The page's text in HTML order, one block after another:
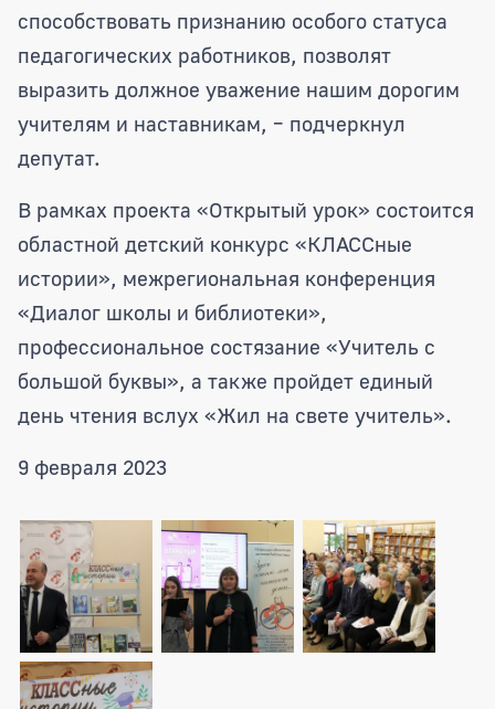
способствовать признанию особого статуса
педагогических работников, позволят
выразить должное уважение нашим дорогим
учителям и наставникам, – подчеркнул
депутат.
В рамках проекта «Открытый урок» состоится
областной детский конкурс «КЛАССные
истории», межрегиональная конференция
«Диалог школы и библиотеки»,
профессиональное состязание «Учитель с
большой буквы», а также пройдет единый
день чтения вслух «Жил на свете учитель».
9 февраля 2023